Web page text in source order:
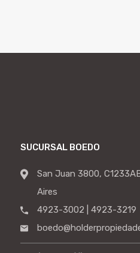
SUCURSAL BOEDO
San Juan 3800,
Aires
4923-3002 | 4923-3219